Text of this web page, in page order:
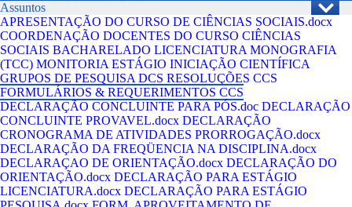
Assuntos
APRESENTAÇÃO DO CURSO DE CIÊNCIAS SOCIAIS.docx
COORDENAÇÃO DOCENTES DO CURSO CIÊNCIAS
SOCIAIS BACHARELADO LICENCIATURA MONOGRAFIA
(TCC) MONITORIA ESTÁGIO INICIAÇÃO CIENTÍFICA
GRUPOS DE PESQUISA DCS RESOLUÇÕES CCS
FORMULÁRIOS & REQUERIMENTOS CCS
DECLARAÇÃO CONCLUINTE PARA PÓS.doc DECLARAÇÃO
CONCLUINTE PROVAVEL.docx DECLARAÇÃO
CRONOGRAMA DE ATIVIDADES PRORROGAÇÃO.docx
DECLARAÇÃO DA FREQÜENCIA NA DISCIPLINA.docx
DECLARAÇAO DE ORIENTAÇÃO.docx DECLARAÇÃO DO
ORIENTAÇÃO.docx DECLARAÇÃO PARA ESTÁGIO
LICENCIATURA.docx DECLARAÇÃO PARA ESTÁGIO